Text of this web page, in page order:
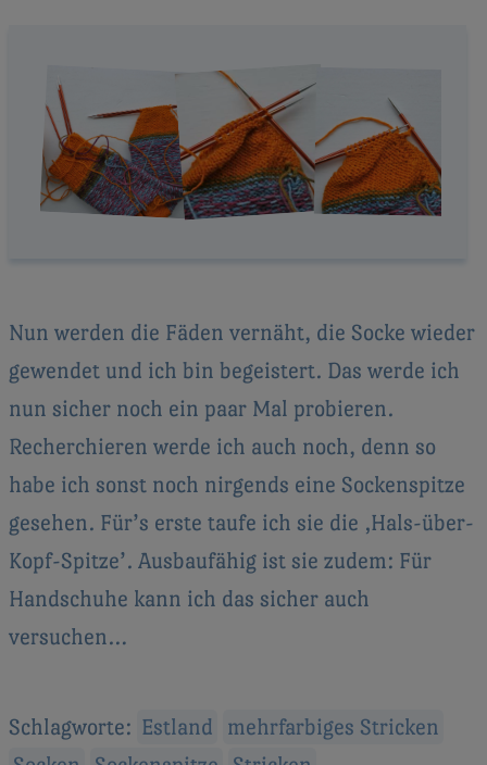
Nun werden die Fäden vernäht, die Socke wieder
gewendet und ich bin begeistert. Das werde ich
nun sicher noch ein paar Mal probieren.
Recherchieren werde ich auch noch, denn so
habe ich sonst noch nirgends eine Sockenspitze
gesehen. Für’s erste taufe ich sie die ‚Hals-über-
Kopf-Spitze’. Ausbaufähig ist sie zudem: Für
Handschuhe kann ich das sicher auch
versuchen…
Schlagworte: Estland
mehrfarbiges Stricken